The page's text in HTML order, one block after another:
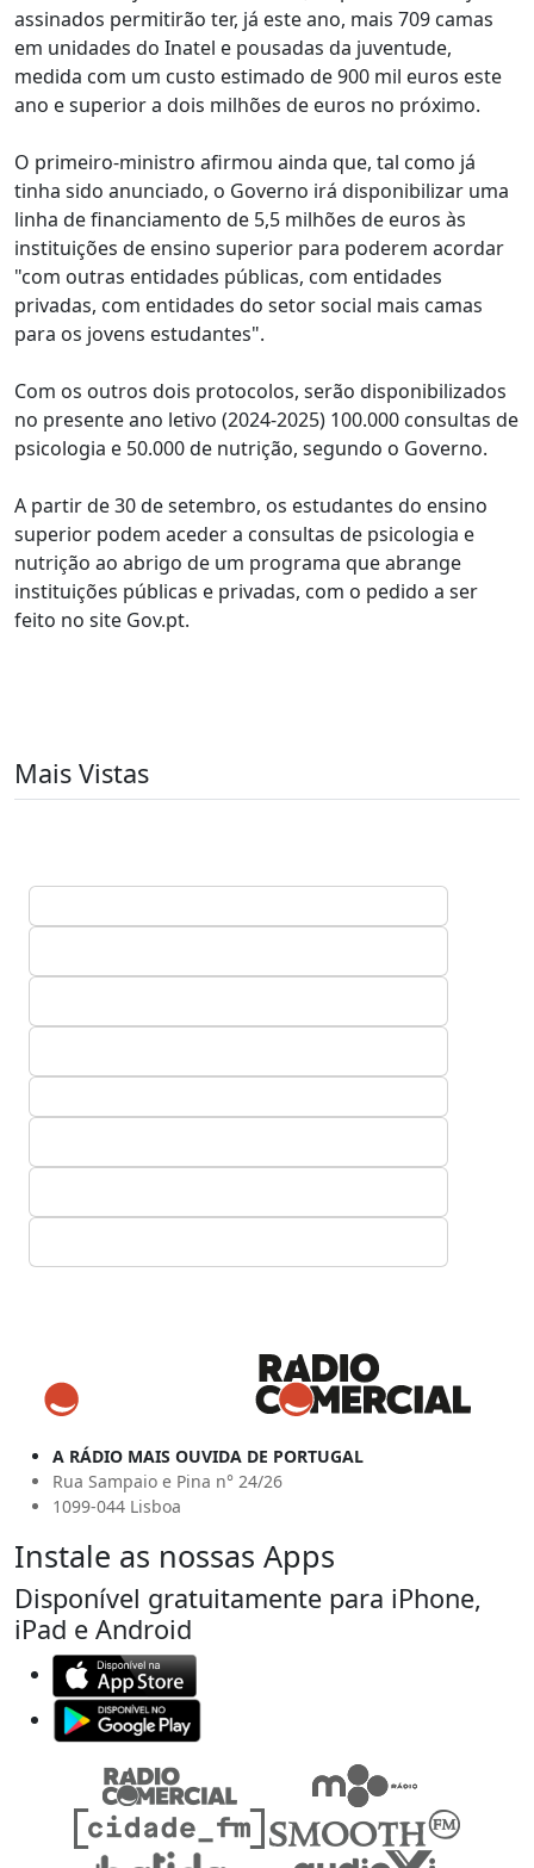
assinados permitirão ter, já este ano, mais 709 camas
em unidades do Inatel e pousadas da juventude,
medida com um custo estimado de 900 mil euros este
ano e superior a dois milhões de euros no próximo.
O primeiro-ministro afirmou ainda que, tal como já
tinha sido anunciado, o Governo irá disponibilizar uma
linha de financiamento de 5,5 milhões de euros às
instituições de ensino superior para poderem acordar
"com outras entidades públicas, com entidades
privadas, com entidades do setor social mais camas
para os jovens estudantes".
Com os outros dois protocolos, serão disponibilizados
no presente ano letivo (2024-2025) 100.000 consultas de
psicologia e 50.000 de nutrição, segundo o Governo.
A partir de 30 de setembro, os estudantes do ensino
superior podem aceder a consultas de psicologia e
nutrição ao abrigo de um programa que abrange
instituições públicas e privadas, com o pedido a ser
feito no site Gov.pt.
Mais Vistas
A RÁDIO MAIS OUVIDA DE PORTUGAL
Rua Sampaio e Pina n° 24/26
1099-044 Lisboa
Instale as nossas Apps
Disponível gratuitamente para iPhone,
iPad e Android